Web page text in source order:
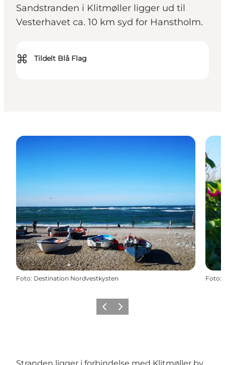
Sandstranden i Klitmøller ligger ud til
Vesterhavet ca. 10 km syd for Hanstholm.
⌘ Tildelt Blå Flag
Foto: Destination Nordvestkysten Foto:
ForrigeNæste